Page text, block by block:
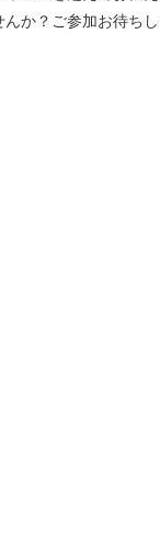
か？ご参加お待ちし